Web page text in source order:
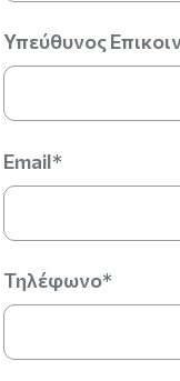
Υπεύθυνος
Email*
Τηλέφωνο*